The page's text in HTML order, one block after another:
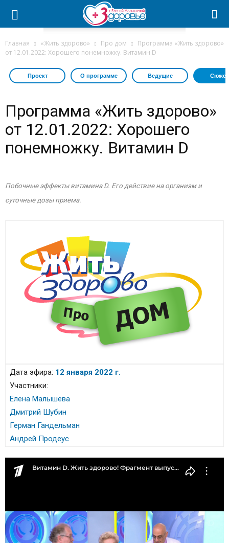
Главная «Жить здорово» Про дом
Программа «Жить здорово»
от 12.01.2022: Хорошего понемножку. Витамин D
Проект О программе Ведущие
Программа «Жить здорово»
от 12.01.2022: Хорошего
понемножку. Витамин D
Побочные эффекты витамина D. Его действие на организм и
суточные дозы приема.
Дата эфира: 12 января 2022 г.
Участники:
Елена Малышева
Дмитрий Шубин
Герман Гандельман
Андрей Продеус